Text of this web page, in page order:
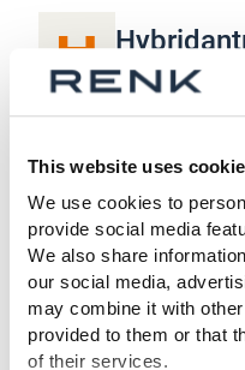
This website uses
We use cookies to
provide social media
We also share
our social media,
may combine it with
provided to them or that
of their services.
H
I
K Kegelrad